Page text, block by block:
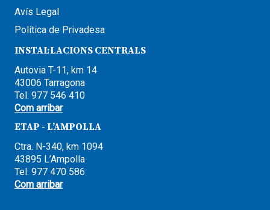
Avís Legal
Política de Privadesa
INSTAL·LACIONS CENTRALS
Autovia T-11, km 14
43006 Tarragona
Tel. 977 546 410
Com arribar
ETAP - L’AMPOLLA
Ctra. N-340, km 1094
43895 L’Ampolla
Tel. 977 470 586
Com arribar